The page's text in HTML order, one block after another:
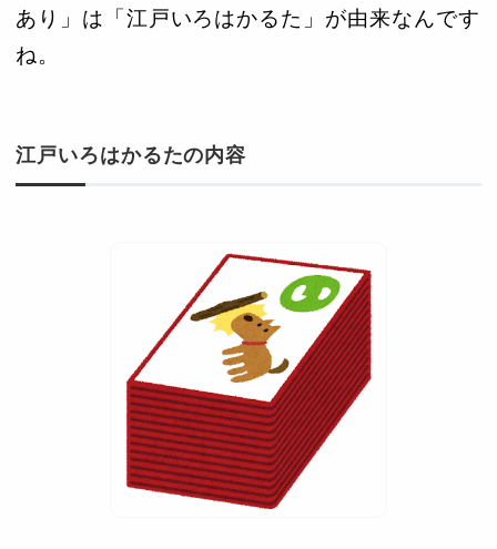
あり」は「江戸いろはかるた」が由来なんです
ね。
江戸いろはかるたの内容